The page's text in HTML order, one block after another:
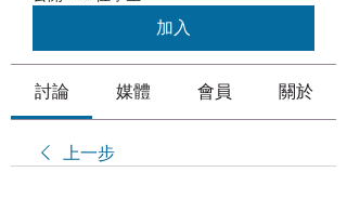
加入
討論 媒體 會員 關於
上一步